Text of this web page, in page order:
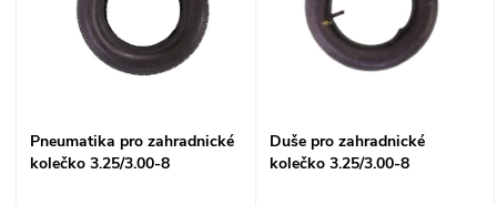
p
sPneumatika pro zahradnické
kolečko 3.25/3.00-8
Duše pro zahradnické
kolečko 3.25/3.00-8